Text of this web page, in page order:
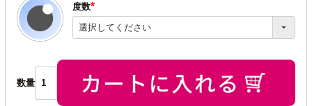
度数
(必
須)
数量